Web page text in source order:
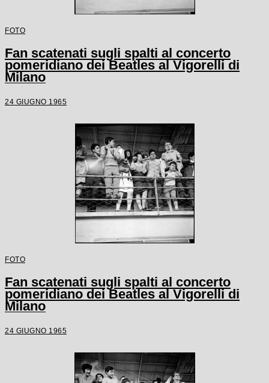
FOTO
Fan scatenati sugli spalti al concerto
pomeridiano dei Beatles al Vigorelli di
Milano
24 GIUGNO 1965
FOTO
Fan scatenati sugli spalti al concerto
pomeridiano dei Beatles al Vigorelli di
Milano
24 GIUGNO 1965